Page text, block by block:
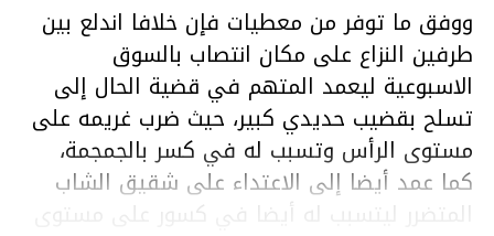
ووفق ما توفر من معطيات فإن خلافا اندلع بين
طرفين النزاع على مكان انتصاب بالسوق
الاسبوعية ليعمد المتهم في قضية الحال إلى
تسلح بقضيب حديدي كبير، حيث ضرب غريمه على
مستوى الرأس وتسبب له في كسر بالجمجمة،
كما عمد أيضا إلى الاعتداء على شقيق الشاب
المتضرر ليتسبب له أيضا في كسور على مستوى